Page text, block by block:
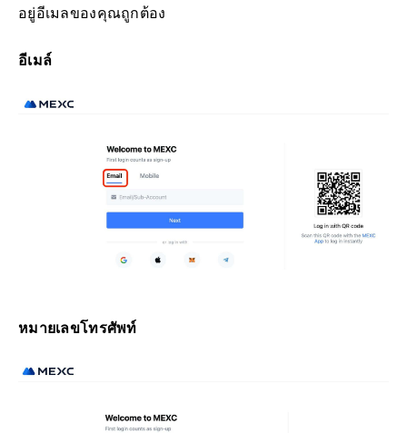
อยู่อีเมลของคุณถูกต้อง
อีเมล์
หมายเลขโทรศัพท์